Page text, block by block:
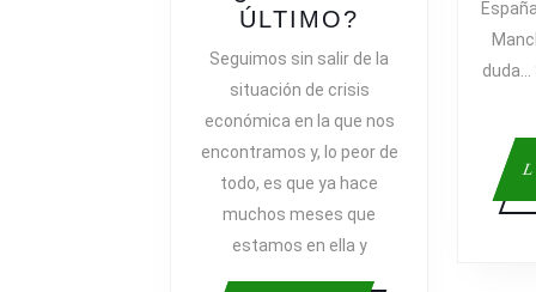
ÚLTIMO?
LA
ECONÓMICA,
AHORA
IRLANDA
Y…
¿SERÁ
EL
ÚLTIMO?
Seguimos sin salir de la
situación de crisis
económica en la que nos
encontramos y, lo peor de
todo, es que ya hace
muchos meses que
estamos en ella y
duda…